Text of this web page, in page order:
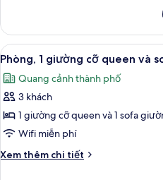
phù
hợp
cho
người
khuyết
tật
Phòng,
giường
queen,
phù
cho
người
tật
Xem
tất
cả
ảnh
Phòng,
1
giường
cỡ
6
Phòng, 1 giường cỡ queen và
Quang cảnh thành phố
3 khách
1 giường cỡ queen và 1 sofa
Wifi miễn phí
Xem thêm chi tiết
Chi